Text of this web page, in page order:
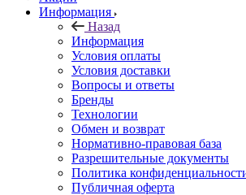
Информация
Назад
Информация
Условия оплаты
Условия доставки
Вопросы и ответы
Бренды
Технологии
Обмен и возврат
Нормативно-правовая база
Разрешительные документы
Политика
Публичная оферта